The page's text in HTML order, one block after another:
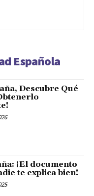
Española
Descubre Qué
¡El documento
te explica bien!